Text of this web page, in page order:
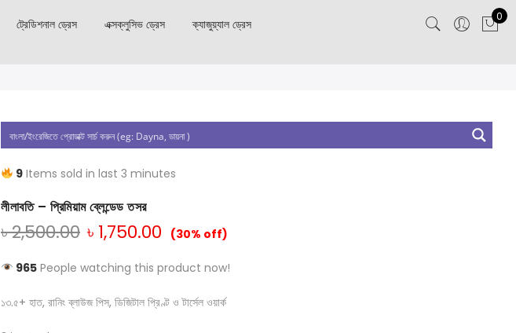
ট্রেডিশনাল ড্রেস এক্সক্লুসিভ ড্রেস ক্যাজুয়্যাল ড্রেস
0
9Items sold in last 3 minutes
লীলাবতি – প্রিমিয়াম ব্লেন্ডেড তসর
৳2,500.00 ৳ 1,750.00 (30% off)
965People watching this product now!
১৩.৫+ হাত, রানিং ব্লাউজ পিস, ডিজিটাল প্রিণ্ট ও টার্সেল ওয়ার্ক